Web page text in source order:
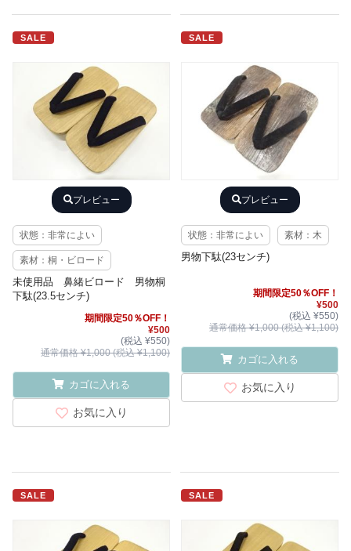
SALE
プレビュー
状態：非常によい
素材：桐・ビロード
未使用品 鼻緒ビロード 男物桐
下駄(23.5センチ)
期間限定50％OFF！
¥500
(税込 ¥550)
通常価格 ¥1,000 (税込 ¥1,100)
カゴに入れる
お気に入り
SALE
プレビュー
状態：非常によい 素材：木
男物下駄(23センチ)
期間限定50％OFF！
¥500
(税込 ¥550)
通常価格 ¥1,000 (税込 ¥1,100)
カゴに入れる
お気に入り
SALE SALE